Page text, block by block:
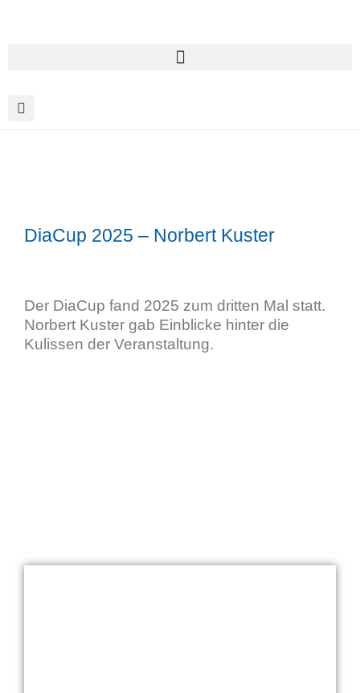
DiaCup 2025 – Norbert Kuster
Der DiaCup fand 2025 zum dritten Mal statt.
Norbert Kuster gab Einblicke hinter die
Kulissen der Veranstaltung.